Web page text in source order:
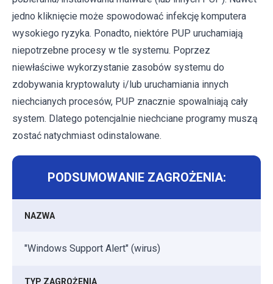
jedno kliknięcie może spowodować infekcję komputera
wysokiego ryzyka. Ponadto, niektóre PUP uruchamiają
niepotrzebne procesy w tle systemu. Poprzez
niewłaściwe wykorzystanie zasobów systemu do
zdobywania kryptowaluty i/lub uruchamiania innych
niechcianych procesów, PUP znacznie spowalniają cały
system. Dlatego potencjalnie niechciane programy muszą
zostać natychmiast odinstalowane.
PODSUMOWANIE ZAGROŻENIA:
NAZWA
"Windows Support Alert" (wirus)
TYP ZAGROŻENIA